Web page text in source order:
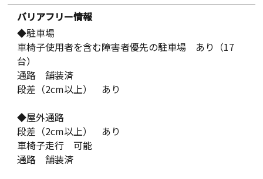
バリアフリー情報
◆駐車場
車椅子使用者を含む障害者優先の駐車場 あり（17
台）
通路 舗装済
段差（2cm以上） あり
◆屋外通路
段差（2cm以上） あり
車椅子走行 可能
通路 舗装済